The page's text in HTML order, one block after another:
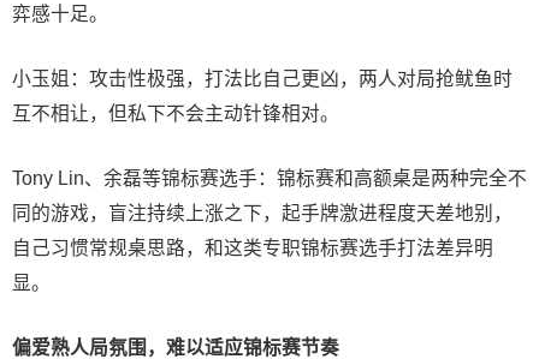
弈感十足。
小玉姐：攻击性极强，打法比自己更凶，两人对局抢鱿鱼时
互不相让，但私下不会主动针锋相对。
Tony Lin、余磊等锦标赛选手：锦标赛和高额桌是两种完全不
同的游戏，盲注持续上涨之下，起手牌激进程度天差地别，
自己习惯常规桌思路，和这类专职锦标赛选手打法差异明
显。
偏爱熟人局氛围，难以适应锦标赛节奏